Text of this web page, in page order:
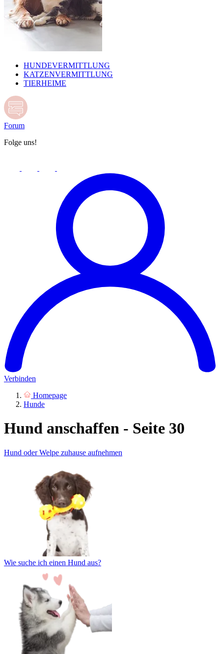
HUNDEVERMITTLUNG
KATZENVERMITTLUNG
TIERHEIME
Forum
Folge uns!
Verbinden
Homepage
Hunde
Hund anschaffen - Seite 30
Hund oder Welpe zuhause aufnehmen
Wie suche ich einen Hund aus?